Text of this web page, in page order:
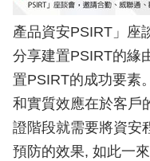
產品資安PSIRT」座
分享建置PSIRT的緣
置PSIRT的成功要素
和實質效應在於客戶
證階段就需要將資安
預防的效果, 如此一